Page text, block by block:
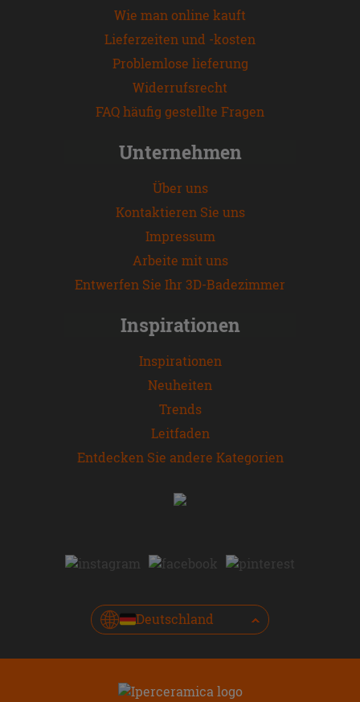
Wie man online kauft
Lieferzeiten und -kosten
Problemlose lieferung
Widerrufsrecht
FAQ häufig gestellte Fragen
Unternehmen
Über uns
Kontaktieren Sie uns
Impressum
Arbeite mit uns
Entwerfen Sie Ihr 3D-Badezimmer
Inspirationen
Inspirationen
Neuheiten
Trends
Leitfaden
Entdecken Sie andere Kategorien
Deutschland